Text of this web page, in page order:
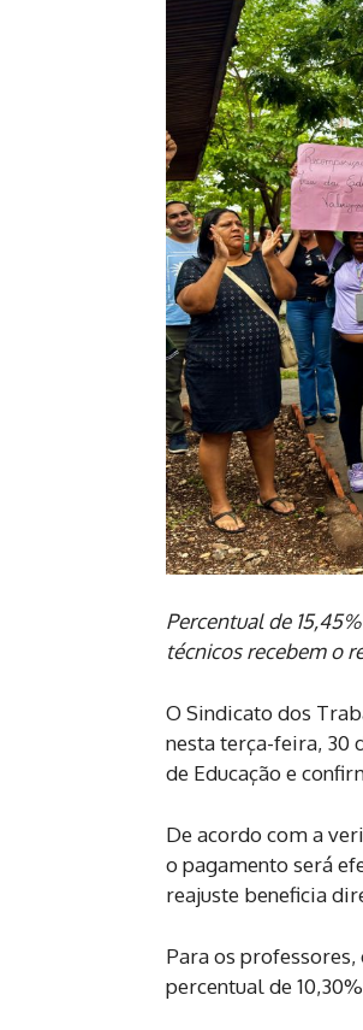
Percentual de
técnicos recebem o
O Sindicato dos
nesta terça-feira, 30
de Educação e
De acordo com a
o pagamento será
reajuste beneficia
Para os
percentual de